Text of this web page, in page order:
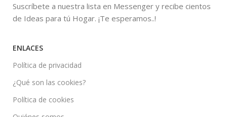
Suscríbete a nuestra lista en Messenger y recibe cientos
de Ideas para tú Hogar. ¡Te esperamos..!
ENLACES
Política de privacidad
¿Qué son las cookies?
Política de cookies